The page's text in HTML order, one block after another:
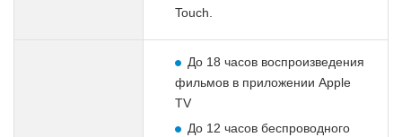
Touch.
До 18 часов воспроизведения
фильмов в приложении Apple
TV
До 12 часов беспроводного